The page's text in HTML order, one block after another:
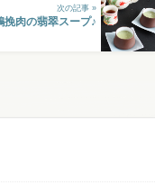
次の記事 »
肉の翡翠スープ♪